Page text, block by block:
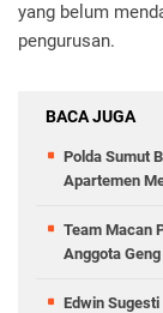
yang belum
pengurusan.
BACA JUGA
Polda Sumut
Apartemen
Team Macan
Anggota
Edwin